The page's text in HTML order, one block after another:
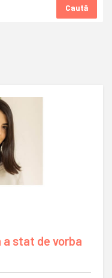
Caută
a stat de vorba